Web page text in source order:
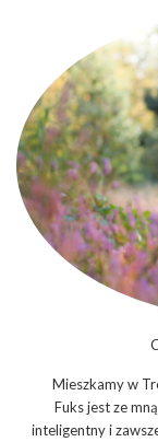
Mieszkamy w
Fuks jest ze
inteligentny i